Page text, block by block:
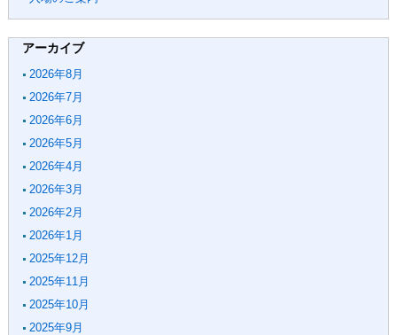
アーカイブ
2026年8月
2026年7月
2026年6月
2026年5月
2026年4月
2026年3月
2026年2月
2026年1月
2025年12月
2025年11月
2025年10月
2025年9月